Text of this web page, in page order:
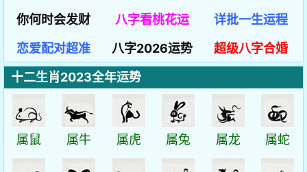
你何时会发财
八字看桃花运
详批一生运程
恋爱配对超准
八字2026运势
超级八字合婚
十二生肖2023全年运势
属鼠 属牛 属虎 属兔 属龙 属蛇